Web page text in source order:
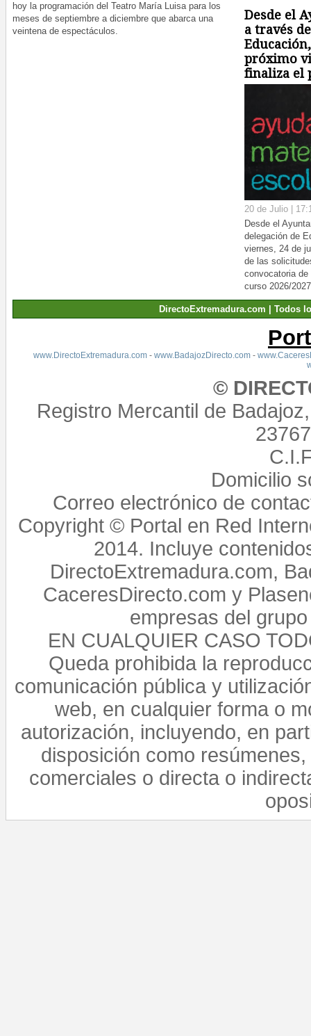
hoy la programación del Teatro María Luisa para los
meses de septiembre a diciembre que abarca una
veintena de espectáculos.
Desde el
a través
próximo
finaliza el
20 de Julio |
Desde el
delegación de
viernes, 24 de
de las
convocatoria
curso 2026/
DirectoExtremadura.com | Todos
www.DirectoExtremadura.com- www.BadajozDirecto.com-
©
Registro Mercantil de
Domicilio
Correo electrónico de
Copyright © Portal en Red
2014. Incluye
DirectoExtremadura.com,
CaceresDirecto.com y
empresas del
EN CUALQUIER CASO
Queda prohibida la
comunicación pública y
web, en cualquier forma o
autorización, incluyendo, en
disposición como
comerciales o directa o